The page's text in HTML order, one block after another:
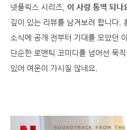
넷플릭스 시리즈,
이 사랑 통역 되나
깊이 있는 리뷰를 남겨보려 합니다.
소식에 공개 전부터 기대를 모았던
단순한 로맨틱 코미디를 넘어선 묵
있어 여운이 가시질 않네요.